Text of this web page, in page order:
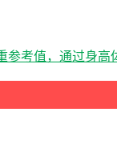
参考值，通过身